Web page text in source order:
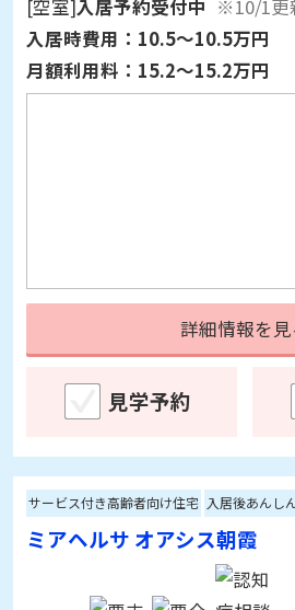
月額利用料：15.2～15.2万円
見学予約
ミアヘルサ オアシス朝霞